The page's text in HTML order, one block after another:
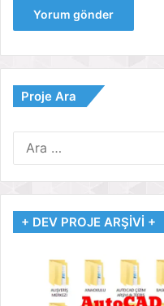
Proje Ara
+ DEV PROJE ARŞİVİ +